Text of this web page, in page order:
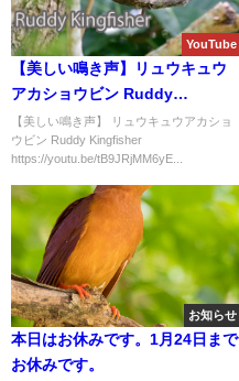
YouTube
【美しい鳴き声】リュウキュウ
アカショウビン Ruddy
Kingfisher
【美しい鳴き声】 リュウキュウアカショ
ウビン Ruddy Kingfisher
https://youtu.be/tB9JRjMM6yE...
お知らせ
本日はお休みです。1月24日まで
お休みです。